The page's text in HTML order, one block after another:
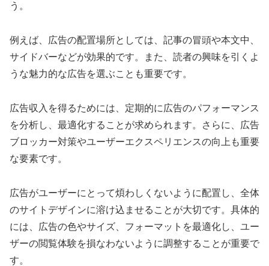
う。
例えば、広告の配置場所としては、記事の冒頭や本文中、
サイドバーなどが効果的です。また、読者の興味を引くよ
うな魅力的な広告を選ぶことも重要です。
広告収入を得るためには、定期的に広告のパフォーマンス
を分析し、最適化することが求められます。さらに、広告
ブロッカー対策やユーザーエクスペリエンスの向上も重要
な要素です。
広告がユーザーにとって煩わしくないように配置し、全体
のサイトデザインに溶け込ませることが大切です。具体的
には、広告の色やサイズ、フォーマットを最適化し、ユー
ザーの閲覧体験を損なわないように調整することが重要で
す。